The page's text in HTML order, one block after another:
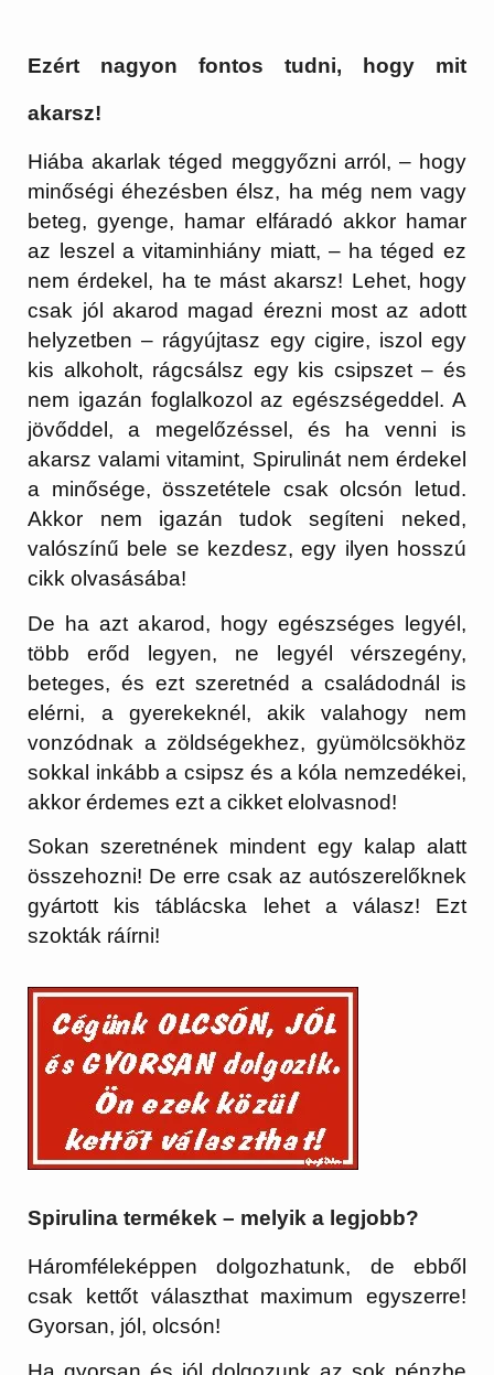
Ezért nagyon fontos tudni, hogy mit
akarsz!
Hiába akarlak téged meggyőzni arról, – hogy
minőségi éhezésben élsz, ha még nem vagy
beteg, gyenge, hamar elfáradó akkor hamar
az leszel a vitaminhiány miatt, – ha téged ez
nem érdekel, ha te mást akarsz! Lehet, hogy
csak jól akarod magad érezni most az adott
helyzetben – rágyújtasz egy cigire, iszol egy
kis alkoholt, rágcsálsz egy kis csipszet – és
nem igazán foglalkozol az egészségeddel. A
jövőddel, a megelőzéssel, és ha venni is
akarsz valami vitamint, Spirulinát nem érdekel
a minősége, összetétele csak olcsón letud.
Akkor nem igazán tudok segíteni neked,
valószínű bele se kezdesz, egy ilyen hosszú
cikk olvasásába!
De ha azt akarod, hogy egészséges legyél,
több erőd legyen, ne legyél vérszegény,
beteges, és ezt szeretnéd a családodnál is
elérni, a gyerekeknél, akik valahogy nem
vonzódnak a zöldségekhez, gyümölcsökhöz
sokkal inkább a csipsz és a kóla nemzedékei,
akkor érdemes ezt a cikket elolvasnod!
Sokan szeretnének mindent egy kalap alatt
összehozni! De erre csak az autószerelőknek
gyártott kis táblácska lehet a válasz! Ezt
szokták ráírni!
Spirulina termékek – melyik a legjobb?
Háromféleképpen dolgozhatunk, de ebből
csak kettőt választhat maximum egyszerre!
Gyorsan, jól, olcsón!